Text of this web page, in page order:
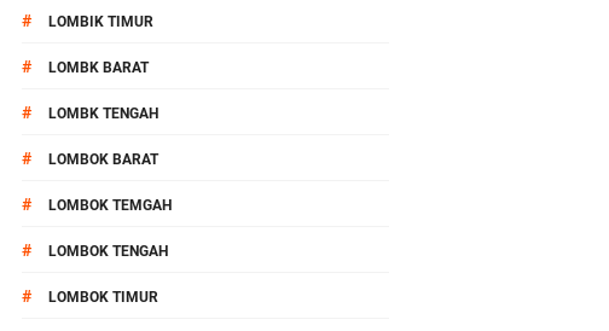
# LOMBIK TIMUR
# LOMBK BARAT
# LOMBK TENGAH
# LOMBOK BARAT
# LOMBOK TEMGAH
# LOMBOK TENGAH
# LOMBOK TIMUR